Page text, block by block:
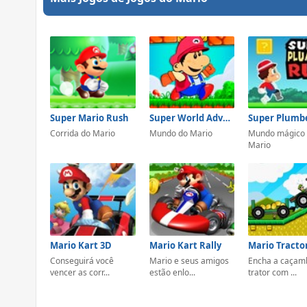
Super Mario Rush
Corrida do Mario
Super World Adventure
Mundo do Mario
Mundo mágico
Mario
Mario Kart 3D
Conseguirá você
vencer as corr...
Mario Kart Rally
Mario e seus amigos
estão enlo...
Mario
Encha a
trator com ...